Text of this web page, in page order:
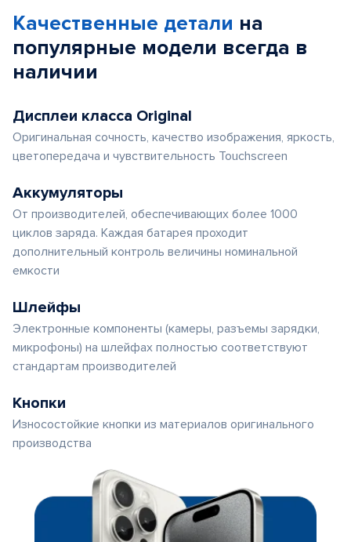
Качественные детали на
популярные модели всегда в
наличии
Дисплеи класса Original
Оригинальная сочность, качество изображения, яркость,
цветопередача и чувствительность Touchscreen
Аккумуляторы
От производителей, обеспечивающих более 1000
циклов заряда. Каждая батарея проходит
дополнительный контроль величины номинальной
емкости
Шлейфы
Электронные компоненты (камеры, разъемы зарядки,
микрофоны) на шлейфах полностью соответствуют
стандартам производителей
Кнопки
Износостойкие кнопки из материалов оригинального
производства